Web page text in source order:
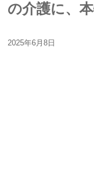
の介護に、
2025年6月8日